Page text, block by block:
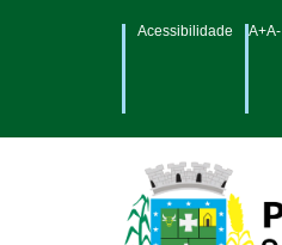
Acessibilidade A+A-